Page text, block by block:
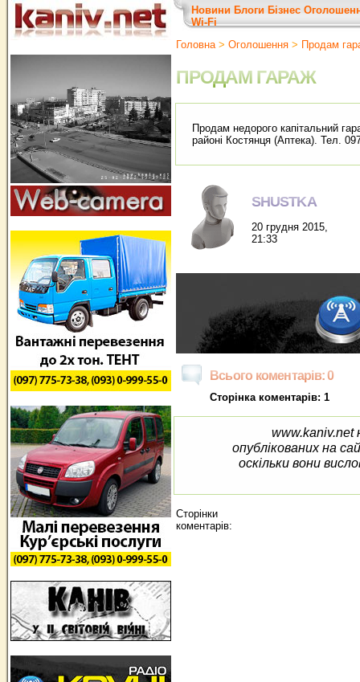
Новини Блоги Бізнес
Wi-Fi
Головна> Оголошення > Продам
ПРОДАМ ГАРАЖ
Продам недорого капітальний
районі Костянця (Аптека). Тел.
SHUSTKA
20 грудня 2015,
21:33
Всього коментарів: 0
Сторінка коментарів: 1
www.kaniv.net
опублікованих на
оскільки вони
Сторінки
коментарів: